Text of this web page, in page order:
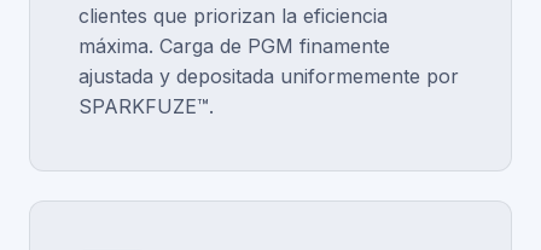
clientes que priorizan la eficiencia
máxima. Carga de PGM finamente
ajustada y depositada uniformemente por
SPARKFUZE™.